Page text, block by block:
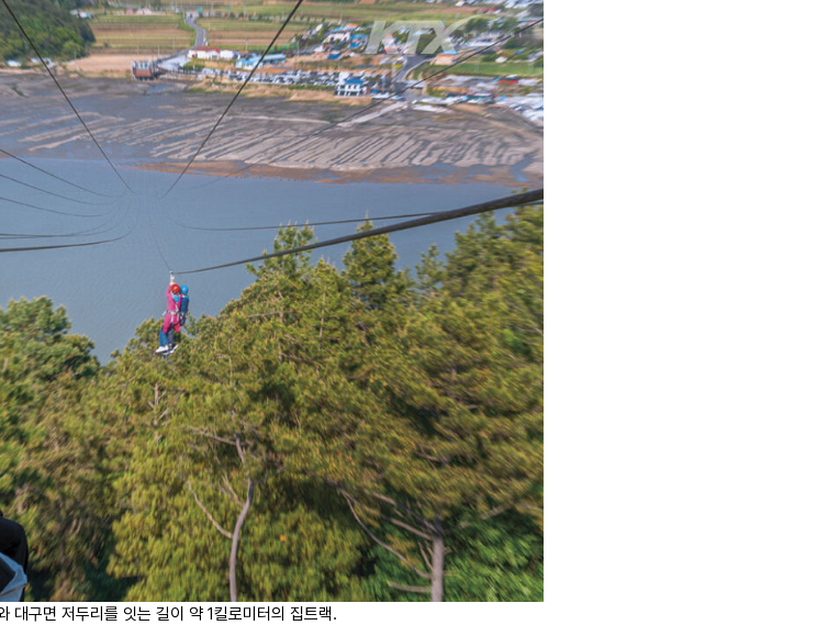
대구면 저두리를 잇는 길이 약 1킬로미터의 집트랙.